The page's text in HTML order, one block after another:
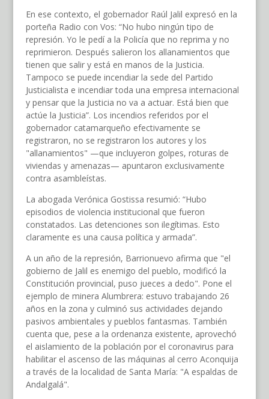
En ese contexto, el gobernador Raúl Jalil expresó en la
porteña Radio con Vos: “No hubo ningún tipo de
represión. Yo le pedí a la Policía que no reprima y no
reprimieron. Después salieron los allanamientos que
tienen que salir y está en manos de la Justicia.
Tampoco se puede incendiar la sede del Partido
Justicialista e incendiar toda una empresa internacional
y pensar que la Justicia no va a actuar. Está bien que
actúe la Justicia”. Los incendios referidos por el
gobernador catamarqueño efectivamente se
registraron, no se registraron los autores y los
"allanamientos" —que incluyeron golpes, roturas de
viviendas y amenazas— apuntaron exclusivamente
contra asambleístas.
La abogada Verónica Gostissa resumió: “Hubo
episodios de violencia institucional que fueron
constatados. Las detenciones son ilegítimas. Esto
claramente es una causa política y armada”.
A un año de la represión, Barrionuevo afirma que "el
gobierno de Jalil es enemigo del pueblo, modificó la
Constitución provincial, puso jueces a dedo". Pone el
ejemplo de minera Alumbrera: estuvo trabajando 26
años en la zona y culminó sus actividades dejando
pasivos ambientales y pueblos fantasmas. También
cuenta que, pese a la ordenanza existente, aprovechó
el aislamiento de la población por el coronavirus para
habilitar el ascenso de las máquinas al cerro Aconquija
a través de la localidad de Santa María: "A espaldas de
Andalgalá".